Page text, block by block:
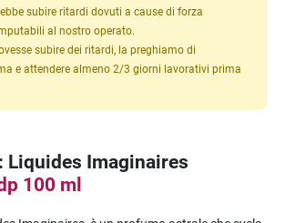
subire ritardi dovuti a cause di forza
al nostro operato.
subire dei ritardi, la preghiamo di
e attendere almeno 2/3 giorni lavorativi prima
Liquides Imaginaires
100 ml